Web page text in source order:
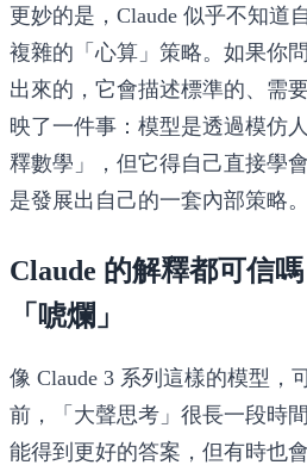
更妙的是，Claude 似乎不知道
複雜的「心算」策略。如果你
出來的，它會描述標準的、需
映了一件事：模型是透過模仿
釋數學」，但它得自己直接學
是發展出自己的一套內部策略。
Claude 的解釋都可信
「唬爛」
像 Claude 3 系列這樣的模型，
前，「大聲思考」很長一段時
能得到更好的答案，但有時也